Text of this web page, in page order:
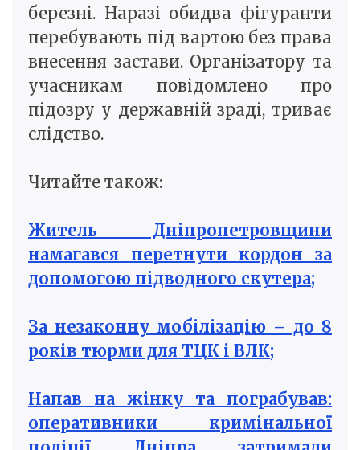
березні. Наразі обидва фігуранти
перебувають під вартою без права
внесення застави. Організатору та
учасникам повідомлено про
підозру у державній зраді, триває
слідство.
Читайте також:
Житель Дніпропетровщини
намагався перетнути кордон за
допомогою підводного скутера;
За незаконну мобілізацію – до 8
років тюрми для ТЦК і ВЛК;
Напав на жінку та пограбував:
оперативники кримінальної